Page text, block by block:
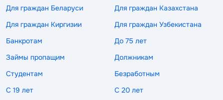
Для граждан Беларуси
Для граждан Казахстана
Для граждан Киргизии
Для граждан Узбекистана
Банкротам
До 75 лет
Займы пропащим
Должникам
Студентам
Безработным
С 19 лет
С 20 лет